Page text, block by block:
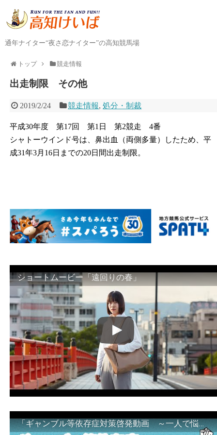
通年ナイター“夜さ恋ナイター”の高知競馬場
トップ 競走情報
出走制限 その他
2019/2/24 競走情報,処分・制裁
平成30年度 第17回 第1日 第2競走 4番
シャトーウインド号は、鼻出血（両側多量）したため、平
成31年3月16日までの20日間出走制限。
ショートムービー「遠回りの春」
「ギャンブル等依存症対策啓発動画 ～一人で悩まず、家族で悩まず、まず！相談機関へ～」